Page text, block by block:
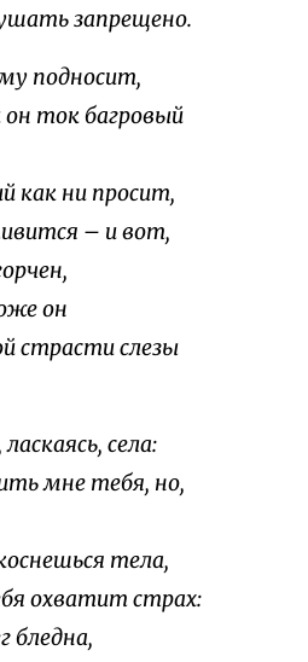
запрещено.
подносит,
он ток багровый
как ни просит,
– и вот,
он
страсти слезы
села:
мне тебя, но,
тела,
охватит страх: